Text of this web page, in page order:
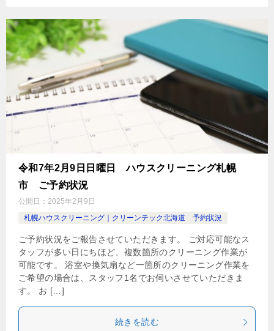
令和7年2月9日日曜日 ハウスクリーニング札幌
市 ご予約状況
公開日： 2025年2月9日
札幌ハウスクリーニング｜クリーンテック北海道 予約状況
ご予約状況をご報告させていただきます。 ご対応可能なス
タッフが多い日にちほど、複数箇所のクリーニング作業が
可能です。 浴室や換気扇など一箇所のクリーニング作業を
ご希望の場合は、スタッフ1名でお伺いさせていただきま
す。 お […]
続きを読む